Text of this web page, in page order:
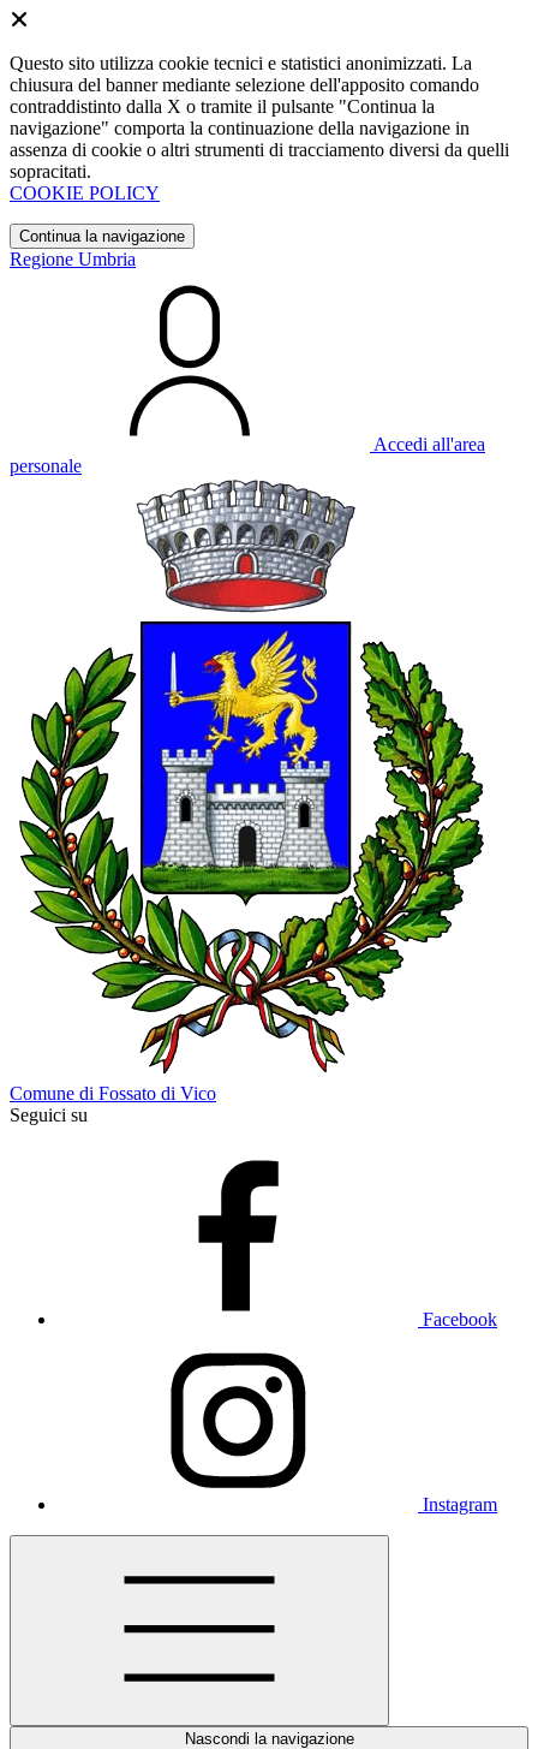
Questo sito utilizza cookie tecnici e statistici anonimizzati. La
chiusura del banner mediante selezione dell'apposito comando
contraddistinto dalla X o tramite il pulsante "Continua la
navigazione" comporta la continuazione della navigazione in
assenza di cookie o altri strumenti di tracciamento diversi da quelli
sopracitati.
COOKIE POLICY
Continua la navigazione
Regione Umbria
Accedi all'area
personale
Comune di Fossato di Vico
Seguici su
Facebook
Instagram
Nascondi la navigazione